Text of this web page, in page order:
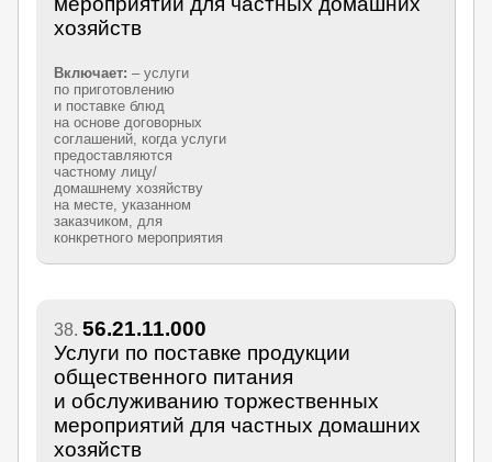
хозяйств
Включает: – услуги
по приготовлению
и поставке блюд
на основе договорных
соглашений, когда услуги
предоставляются
частному лицу/
домашнему хозяйству
на месте, указанном
заказчиком, для
конкретного мероприятия
38. 56.21.11.000
Услуги по поставке продукции
общественного питания
и обслуживанию торжественных
мероприятий для частных домашних
хозяйств